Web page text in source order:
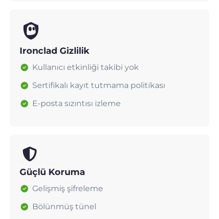
Ironclad Gizlilik
Kullanıcı etkinliği takibi yok
Sertifikalı kayıt tutmama politikası
E-posta sızıntısı izleme
Güçlü Koruma
Gelişmiş şifreleme
Bölünmüş tünel